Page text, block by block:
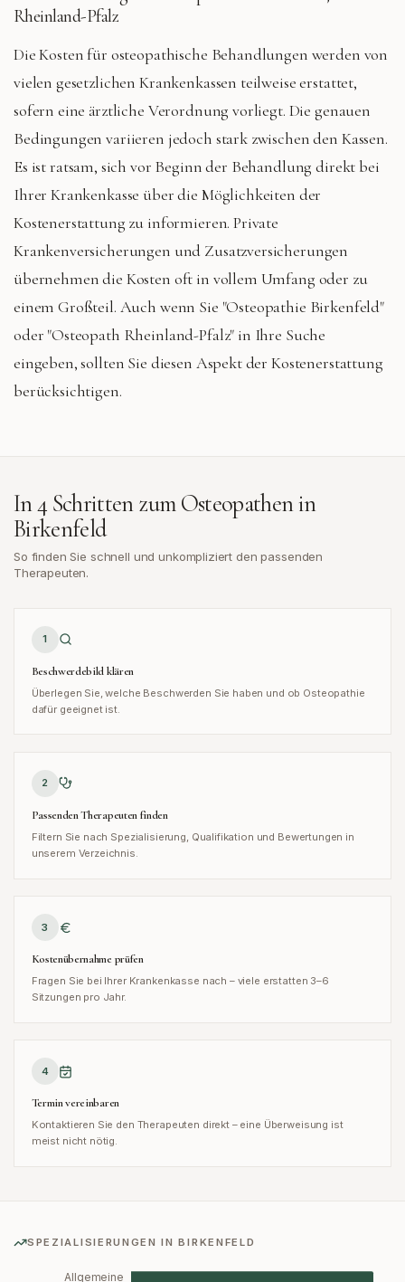
Rheinland-Pfalz
Die Kosten für osteopathische Behandlungen werden von
vielen gesetzlichen Krankenkassen teilweise erstattet,
sofern eine ärztliche Verordnung vorliegt. Die genauen
Bedingungen variieren jedoch stark zwischen den Kassen.
Es ist ratsam, sich vor Beginn der Behandlung direkt bei
Ihrer Krankenkasse über die Möglichkeiten der
Kostenerstattung zu informieren. Private
Krankenversicherungen und Zusatzversicherungen
übernehmen die Kosten oft in vollem Umfang oder zu
einem Großteil. Auch wenn Sie "Osteopathie Birkenfeld"
oder "Osteopath Rheinland-Pfalz" in Ihre Suche
eingeben, sollten Sie diesen Aspekt der Kostenerstattung
berücksichtigen.
In 4 Schritten zum Osteopathen in
Birkenfeld
So finden Sie schnell und unkompliziert den passenden
Therapeuten.
1
Beschwerdebild klären
Überlegen Sie, welche Beschwerden Sie haben und ob Osteopathie
dafür geeignet ist.
2
Passenden Therapeuten finden
Filtern Sie nach Spezialisierung, Qualifikation und Bewertungen in
unserem Verzeichnis.
3
Kostenübernahme prüfen
Fragen Sie bei Ihrer Krankenkasse nach – viele erstatten 3–6
Sitzungen pro Jahr.
4
Termin vereinbaren
Kontaktieren Sie den Therapeuten direkt – eine Überweisung ist
meist nicht nötig.
SPEZIALISIERUNGEN INBIRKENFELD
Allgemeine